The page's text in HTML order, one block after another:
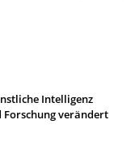
Intelligenz
Forschung verändert